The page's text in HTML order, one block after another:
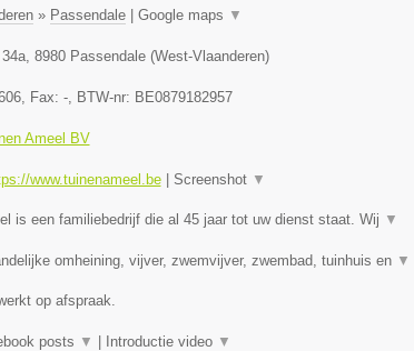
» Passendale| Google maps ▼
, 8980 Passendale(West-Vlaanderen)
, Fax: -, BTW-nr: BE0879182957
Ameel BV
www.tuinenameel.be| Screenshot ▼
is een familiebedrijf die al 45 jaar tot uw dienst staat. Wij ▼
omheining, vijver, zwemvijver, zwembad, tuinhuis en ▼
op afspraak.
posts ▼ Introductie video ▼